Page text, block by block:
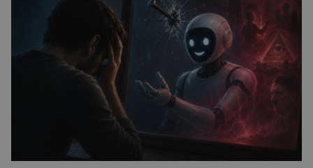
posledním roce alespoň jednou zapojili do hraní
her, sledování pornografie, sledování sociálních
sítí […]